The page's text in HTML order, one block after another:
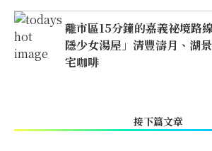
離市區15分鐘的嘉義祕境路
隱少女湯屋」清豐濤月、湖
宅咖啡
接下篇文章